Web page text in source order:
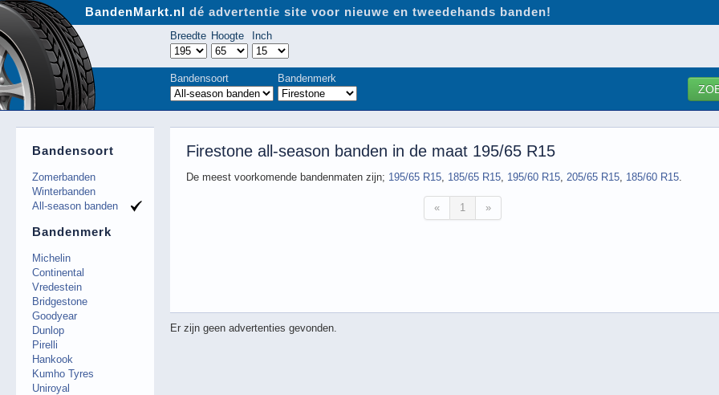
Firestone all-season banden in de maat 195/65 R15
De meest voorkomende bandenmaten zijn; 195/65 R15 185/65 R15 195/60 R15 205/65 R15 185/60 R15
« 1 »
Er zijn geen advertenties gevonden.
Bandensoort
Zomerbanden
Winterbanden
All-season banden
Bandenmerk
Michelin
Continental
Vredestein
Bridgestone
Goodyear
Dunlop
Pirelli
Hankook
Kumho Tyres
Uniroyal
BandenMarkt.nl dé advertentie site voor nieuwe en tweedehands banden!
Breedte Hoogte Inch
Bandensoort Bandenmerk